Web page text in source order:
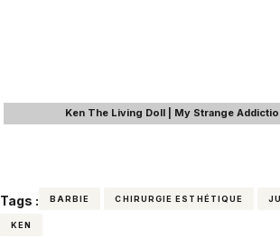
Ken The Living Doll | My Strange
Tags : BARBIE CHIRURGIE ESTHÉTIQUE
KEN